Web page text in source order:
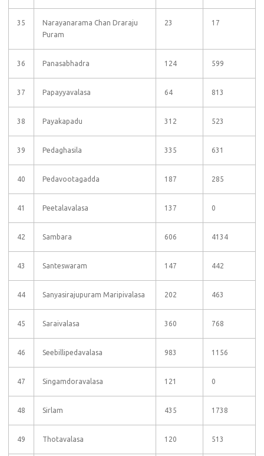
35
Narayanarama Chan Draraju
Puram
23 17
36 Panasabhadra 124 599
37 Papayyavalasa 64 813
38 Payakapadu 312 523
39 Pedaghasila 335 631
40 Pedavootagadda 187 285
41 Peetalavalasa 137 0
42 Sambara 606 4134
43 Santeswaram 147 442
44 Sanyasirajupuram Maripivalasa 202 463
45 Saraivalasa 360 768
46 Seebillipedavalasa 983 1156
47 Singamdoravalasa 121 0
48 Sirlam 435 1738
49 Thotavalasa 120 513